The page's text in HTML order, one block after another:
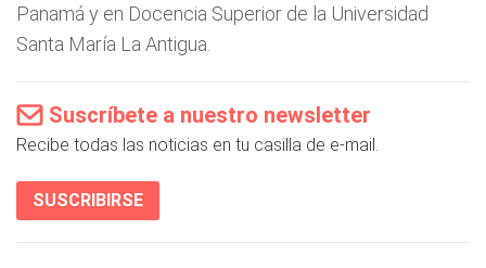
Panamá y en Docencia Superior de la Universidad
Santa María La Antigua.
Suscríbete a nuestro newsletter
Recibe todas las noticias en tu casilla de e-mail.
SUSCRIBIRSE